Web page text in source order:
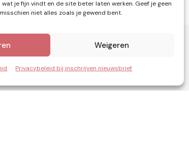
je fijn vindt en de site beter laten werken. Geef je geen
niet alles zoals je gewend bent.
Weigeren
Privacybeleid bij inschrijven nieuwsbrief